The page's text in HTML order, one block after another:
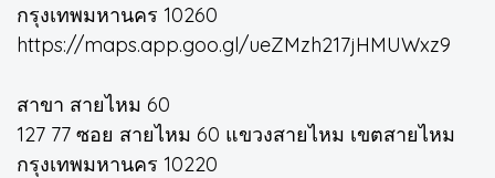
กรุงเทพมหานคร 10260
https://maps.app.goo.gl/ueZMzh217jHMUWxz9
สาขา สายไหม 60
127 77 ซอย สายไหม 60 แขวงสายไหม เขตสายไหม
กรุงเทพมหานคร 10220